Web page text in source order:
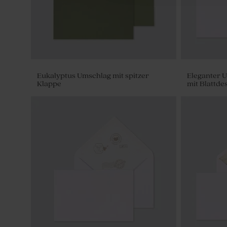
Eukalyptus Umschlag mit spitzer
Klappe
Eleganter
mit